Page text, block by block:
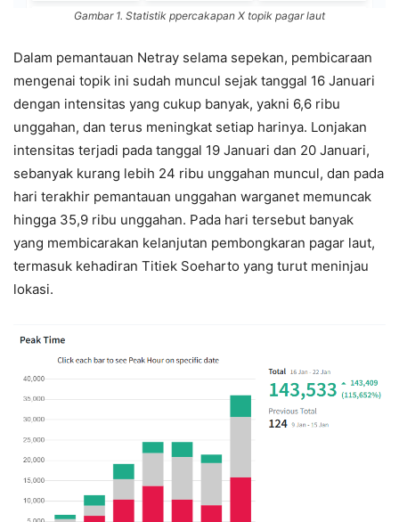
Gambar 1. Statistik ppercakapan X topik pagar laut
Dalam pemantauan Netray selama sepekan, pembicaraan
mengenai topik ini sudah muncul sejak tanggal 16 Januari
dengan intensitas yang cukup banyak, yakni 6,6 ribu
unggahan, dan terus meningkat setiap harinya. Lonjakan
intensitas terjadi pada tanggal 19 Januari dan 20 Januari,
sebanyak kurang lebih 24 ribu unggahan muncul, dan pada
hari terakhir pemantauan unggahan warganet memuncak
hingga 35,9 ribu unggahan. Pada hari tersebut banyak
yang membicarakan kelanjutan pembongkaran pagar laut,
termasuk kehadiran Titiek Soeharto yang turut meninjau
lokasi.